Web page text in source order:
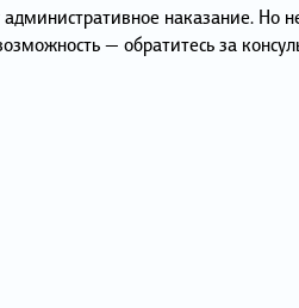
наказание. Но
— обратитесь за